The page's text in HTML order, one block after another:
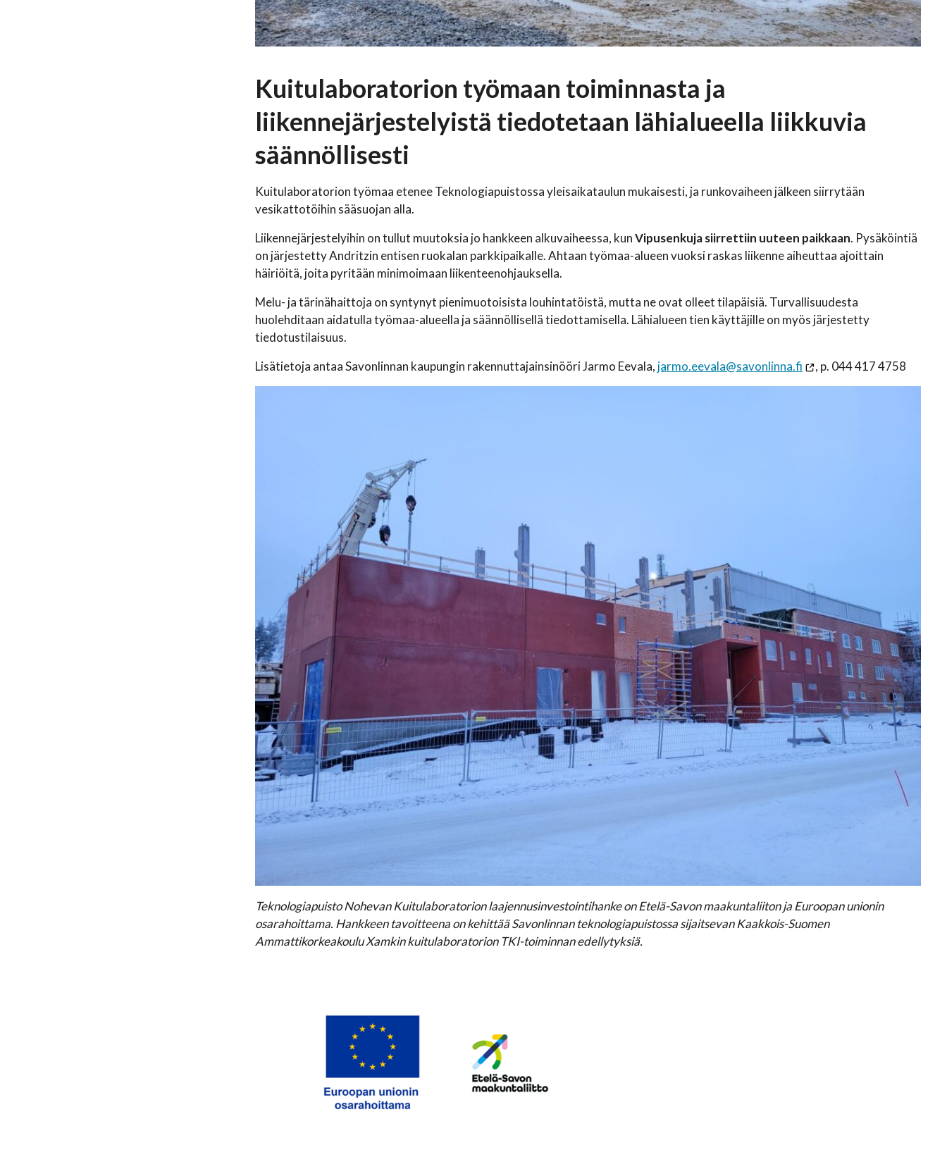
Kuitulaboratorion työmaan toiminnasta ja
liikennejärjestelyistä tiedotetaan lähialueella liikkuvia
säännöllisesti
Kuitulaboratorion työmaa etenee Teknologiapuistossa yleisaikataulun mukaisesti, ja runkovaiheen jälkeen siirrytään
vesikattotöihin sääsuojan alla.
Liikennejärjestelyihin on tullut muutoksia jo hankkeen alkuvaiheessa, kunVipusenkuja siirrettiin uuteen paikkaan. Pysäköintiä
on järjestetty Andritzin entisen ruokalan parkkipaikalle. Ahtaan työmaa-alueen vuoksi raskas liikenne aiheuttaa ajoittain
häiriöitä, joita pyritään minimoimaan liikenteenohjauksella.
Melu- ja tärinähaittoja on syntynyt pienimuotoisista louhintatöistä, mutta ne ovat olleet tilapäisiä. Turvallisuudesta
huolehditaan aidatulla työmaa-alueella ja säännöllisellä tiedottamisella. Lähialueen tien käyttäjille on myös järjestetty
tiedotustilaisuus.
Lisätietoja antaa Savonlinnan kaupungin rakennuttajainsinööri Jarmo Eevala, jarmo.eevala@savonlinna.fi , p. 044 417 4758
Teknologiapuisto Nohevan Kuitulaboratorion laajennusinvestointihanke on Etelä-Savon maakuntaliiton ja Euroopan unionin
osarahoittama. Hankkeen tavoitteena on kehittää Savonlinnan teknologiapuistossa sijaitsevan Kaakkois-Suomen
Ammattikorkeakoulu Xamkin kuitulaboratorion TKI-toiminnan edellytyksiä.